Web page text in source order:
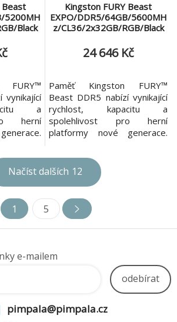
Beast
5200MH
Black
FURY™
vynikající
a
herní
funkcím,
které
dvěma
Kingston
nabízí
pro
Kingston FURY Beast
EXPO/DDR5/64GB/5600MH
z/CL36/2x32GB/RGB/Black
24 646 Kč
Paměť Kingston FURY™
Beast DDR5 nabízí vynikající
rychlost, kapacitu a
spolehlivost pro herní
platformy nové generace.
díky vylepšeným funkcím,
jako je On-die ECC, které
zlepšují stabilitu, a dvěma
zvýšení účinnosti. Kingston
FURY Beast DDR5 nabízí
specifikace přetaktování pro
Načíst dalších 12
1 5
e-mailem
odebírat
pimpala@pimpala.cz